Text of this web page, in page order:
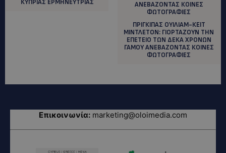
ΚΥΠΡΙΑΣ ΕΡΜΗΝΕΥΤΡΙΑΣ
ΠΡΙΓΚΙΠΑΣ ΟΥΙΛΙΑΜ-ΚΕΙΤ
ΜΙΝΤΛΕΤΟΝ: ΓΙΟΡΤΑΖΟΥΝ ΤΗΝ
ΕΠΕΤΕΙΟ ΤΩΝ ΔΕΚΑ ΧΡΟΝΩΝ
ΓΑΜΟΥ ΑΝΕΒΑΖΟΝΤΑΣ ΚΟΙΝΕΣ
ΦΩΤΟΓΡΑΦΙΕΣ
Επικοινωνία: marketing@oloimedia.com